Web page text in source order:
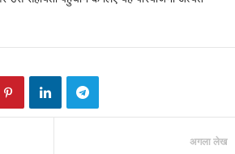
अगला लेख